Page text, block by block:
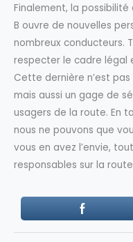
Finalement, la possibilité
B ouvre de nouvelles
nombreux conducteurs.
respecter le cadre légal
Cette dernière n’est
mais aussi un gage de
usagers de la route. En
nous ne pouvons que
vous en avez l’envie,
responsables sur la